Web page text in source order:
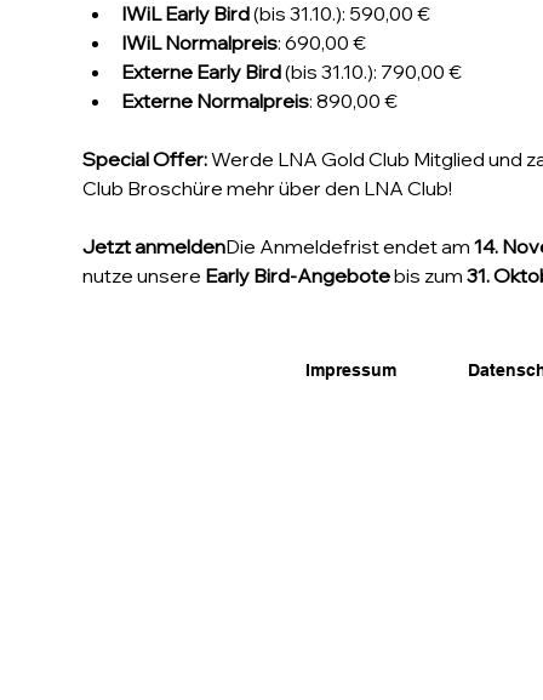
IWiL Early Bird (bis 31.10.): 590,00 €
IWiL Normalpreis: 690,00 €
Externe Early Bird (bis 31.10.): 790,00 €
Externe Normalpreis: 890,00 €
Special Offer: Werde LNA Gold Club Mitglied und
Club Broschüre mehr über den LNA Club!
Jetzt anmeldenDie Anmeldefrist endet am 14.
nutze unsere Early Bird-Angebote bis zum 31.
Impressum